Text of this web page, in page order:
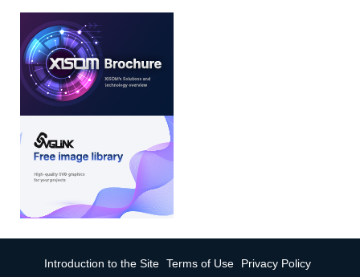
Introduction to the Site Terms of Use
Privacy Policy